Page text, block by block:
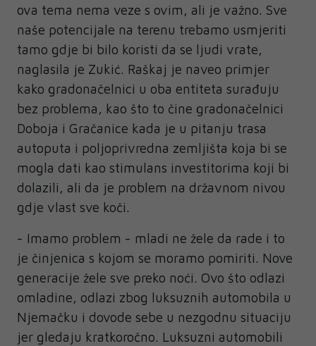
ova tema nema veze s ovim, ali je važno. Sve
naše potencijale na terenu trebamo usmjeriti
tamo gdje bi bilo koristi da se ljudi vrate,
naglasila je Zukić. Raškaj je naveo primjer
kako gradonačelnici u oba entiteta surađuju
bez problema, kao što to čine gradonačelnici
Doboja i Gračanice kada je u pitanju trasa
autoputa i poljoprivredna zemljišta koja bi se
mogla dati kao stimulans investitorima koji bi
dolazili, ali da je problem na državnom nivou
gdje vlast sve koči.
- Imamo problem - mladi ne žele da rade i to
je činjenica s kojom se moramo pomiriti. Nove
generacije žele sve preko noći. Ovo što odlazi
omladine, odlazi zbog luksuznih automobila u
Njemačku i dovode sebe u nezgodnu situaciju
jer gledaju kratkoročno. Luksuzni automobili